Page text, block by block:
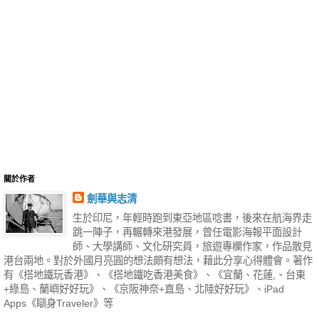
關於作者
劍華與志清
生於印尼，年輕時跑到東亞地區唸書，後來在航海界走
跳一陣子，再輾轉來港發展，曾任電影海報平面設計
師、大學講師、文化研究員，旅遊專欄作家，作品散見
港台兩地。對於外國月亮圓的想法頗有想法，藉此分享心得體會。著作
有《搭地鐵玩香港》、《搭地鐵吃香港美食》、《宜蘭、花蓮,、台東
+綠島、蘭嶼好好玩》、《京阪神奈+直島、北陸好好玩》、iPad
Apps《瞓身Traveler》等